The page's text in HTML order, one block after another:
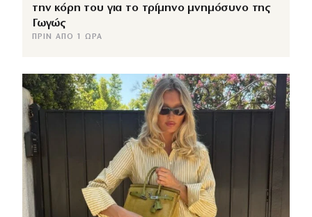
την κόρη του για το τρίμηνο μνημόσυνο της
Γωγώς
ΠΡΙΝ ΑΠΌ 1 ΏΡΑ